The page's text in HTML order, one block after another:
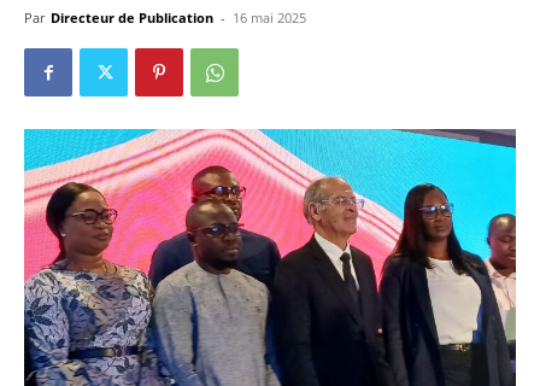
Par Directeur de Publication - 16 mai 2025